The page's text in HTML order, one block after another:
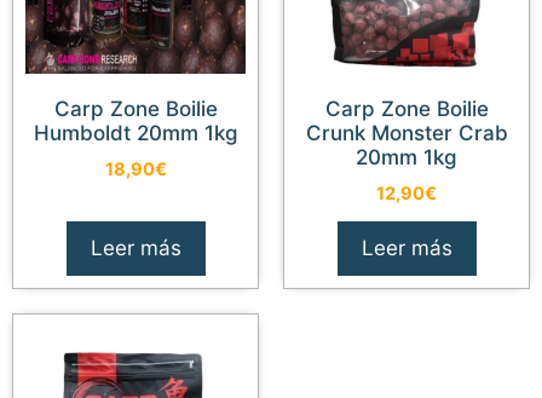
Carp Zone Boilie
Humboldt 20mm 1kg
18,90€
Leer más
Carp Zone Boilie
Crunk Monster Crab
20mm 1kg
12,90€
Leer más